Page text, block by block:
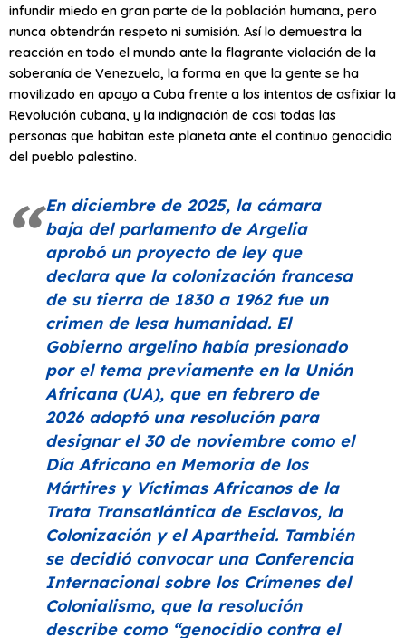
infundir miedo en gran parte de la población humana, pero
nunca obtendrán respeto ni sumisión. Así lo demuestra la
reacción en todo el mundo ante la flagrante violación de la
soberanía de Venezuela, la forma en que la gente se ha
movilizado en apoyo a Cuba frente a los intentos de asfixiar la
Revolución cubana, y la indignación de casi todas las
personas que habitan este planeta ante el continuo genocidio
del pueblo palestino.
En diciembre de 2025, la cámara
baja del parlamento de Argelia
aprobó un proyecto de ley que
declara que la colonización francesa
de su tierra de 1830 a 1962 fue un
crimen de lesa humanidad. El
Gobierno argelino había presionado
por el tema previamente en la Unión
Africana (UA), que en febrero de
2026 adoptó una resolución para
designar el 30 de noviembre como el
Día Africano en Memoria de los
Mártires y Víctimas Africanos de la
Trata Transatlántica de Esclavos, la
Colonización y el Apartheid. También
se decidió convocar una Conferencia
Internacional sobre los Crímenes del
Colonialismo, que la resolución
describe como “genocidio contra el